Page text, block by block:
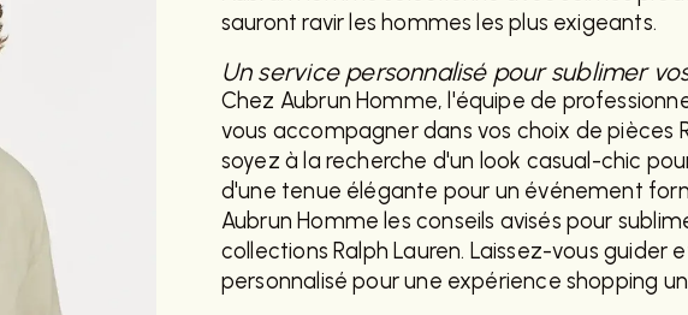
sauront ravir les hommes les plus exigeants.
Un service personnalisé pour sublimer
Chez Aubrun Homme, l'équipe de
vous accompagner dans vos choix de pièces
soyez à la recherche d'un look casual-chic
d'une tenue élégante pour un événement
Aubrun Homme les conseils avisés pour
collections Ralph Lauren. Laissez-vous guider
personnalisé pour une expérience shopping